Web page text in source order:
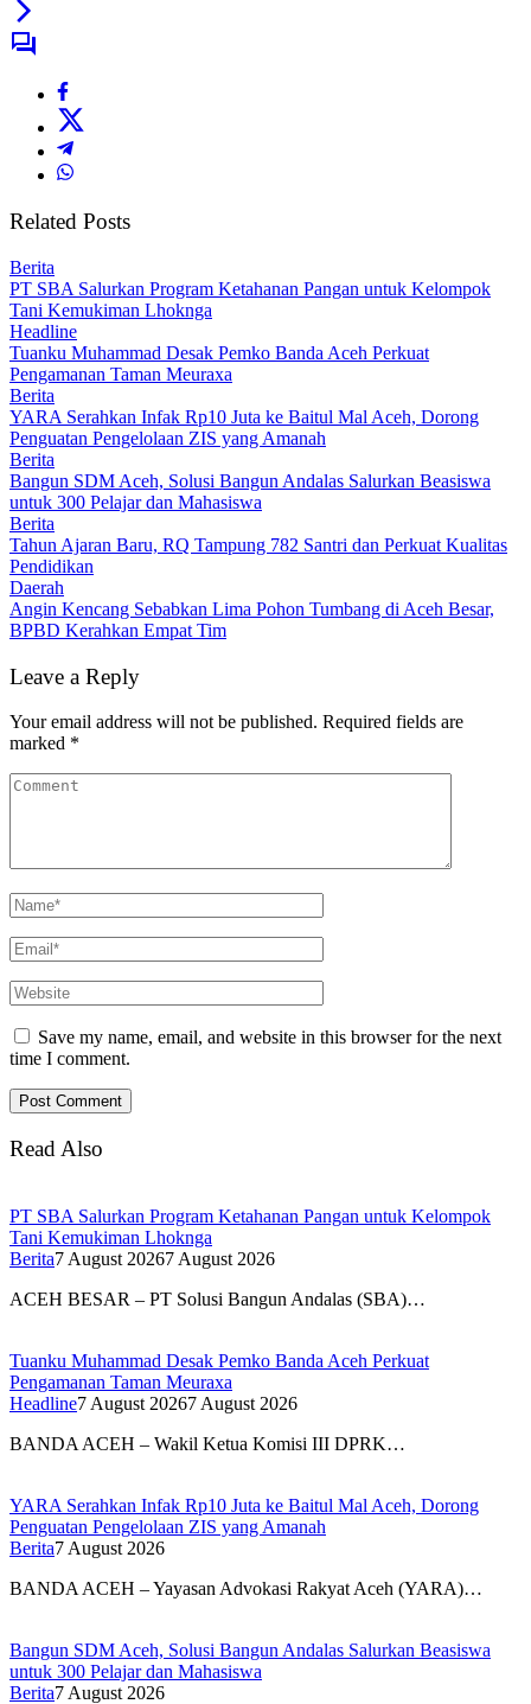
Related Posts
Berita
PT SBA Salurkan Program Ketahanan Pangan untuk Kelompok
Tani Kemukiman Lhoknga
Headline
Tuanku Muhammad Desak Pemko Banda Aceh Perkuat
Pengamanan Taman Meuraxa
Berita
YARA Serahkan Infak Rp10 Juta ke Baitul Mal Aceh, Dorong
Penguatan Pengelolaan ZIS yang Amanah
Berita
Bangun SDM Aceh, Solusi Bangun Andalas Salurkan Beasiswa
untuk 300 Pelajar dan Mahasiswa
Berita
Tahun Ajaran Baru, RQ Tampung 782 Santri dan Perkuat Kualitas
Pendidikan
Daerah
Angin Kencang Sebabkan Lima Pohon Tumbang di Aceh Besar,
BPBD Kerahkan Empat Tim
Leave a Reply
Your email address will not be published. Required fields are
marked *
Save my name, email, and website in this browser for the next
time I comment.
Read Also
PT SBA Salurkan Program Ketahanan Pangan untuk Kelompok
Tani Kemukiman Lhoknga
Berita7 August 20267 August 2026
ACEH BESAR – PT Solusi Bangun Andalas (SBA)…
Tuanku Muhammad Desak Pemko Banda Aceh Perkuat
Pengamanan Taman Meuraxa
Headline7 August 20267 August 2026
BANDA ACEH – Wakil Ketua Komisi III DPRK…
YARA Serahkan Infak Rp10 Juta ke Baitul Mal Aceh, Dorong
Penguatan Pengelolaan ZIS yang Amanah
Berita7 August 2026
BANDA ACEH – Yayasan Advokasi Rakyat Aceh (YARA)…
Bangun SDM Aceh, Solusi Bangun Andalas Salurkan Beasiswa
untuk 300 Pelajar dan Mahasiswa
Berita7 August 2026